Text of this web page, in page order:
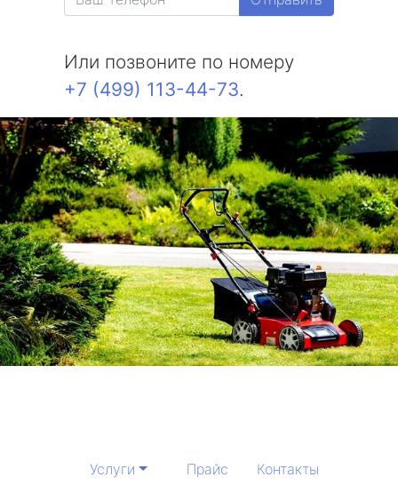
Или позвоните по номеру
+7 (499) 113-44-73.
Услуги Прайс Контакты